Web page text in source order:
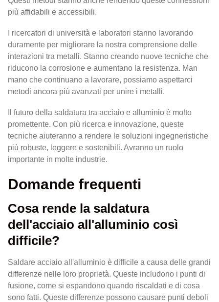
più affidabili e accessibili.
I ricercatori di università e laboratori stanno lavorando
duramente per migliorare la nostra comprensione delle
interazioni tra metalli. Stanno creando nuove tecniche che
riducono la corrosione e aumentano la resistenza. Man
mano che continuano a lavorare, possiamo aspettarci
metodi ancora più avanzati per unire i metalli.
Il futuro della saldatura tra acciaio e alluminio è molto
promettente. Con più ricerca e innovazione, queste
tecniche aiuteranno a rendere le soluzioni ingegneristiche
più robuste, leggere e sostenibili. Avranno un ruolo
importante in molte industrie.
Domande frequenti
Cosa rende la saldatura
dell'acciaio all'alluminio così
difficile?
Saldare acciaio all'alluminio è difficile a causa delle grandi
differenze nelle loro proprietà. Queste includono i punti di
fusione, come si espandono quando riscaldati e di cosa
sono fatti. Queste differenze possono causare punti deboli